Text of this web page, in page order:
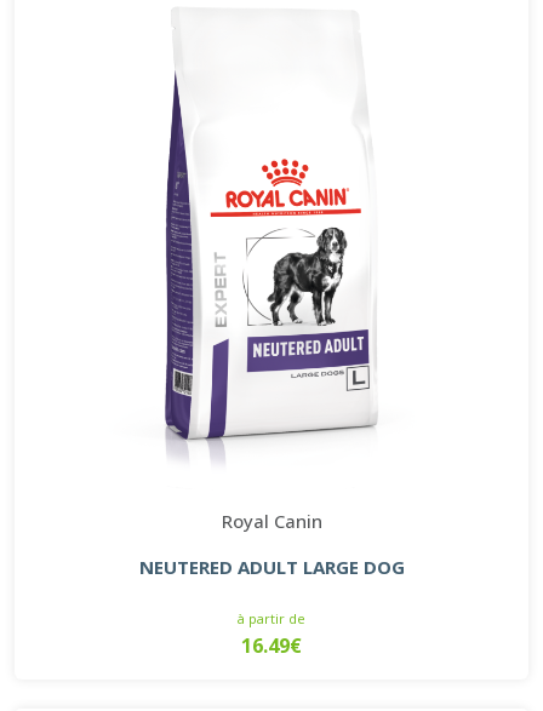
Royal Canin
NEUTERED ADULT LARGE DOG
à partir de
16.49€